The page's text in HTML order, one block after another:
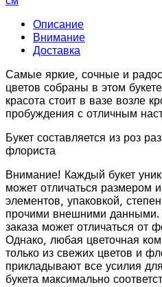
Описание
Внимание
Доставка
Самые яркие, сочные и
цветов собраны в этом
красота стоит в вазе возле
пробуждения с отличным
Букет составляется из роз
флориста
Внимание! Каждый букет
может отличаться размером
элементов, упаковкой,
прочими внешними данными.
заказа может отличаться от
Однако, любая цветочная
только из свежих цветов и
прикладывают все усилия
букета максимально